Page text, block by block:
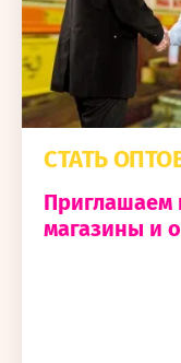
СТАТЬ
Приглашаем
магазины и